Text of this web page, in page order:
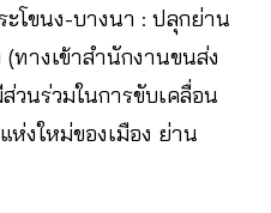
ะโขนง-บางนา : ปลุกย่าน
ทางเข้าสำนักงานขนส่ง
วนร่วมในการขับเคลื่อน
งใหม่ของเมือง ย่าน